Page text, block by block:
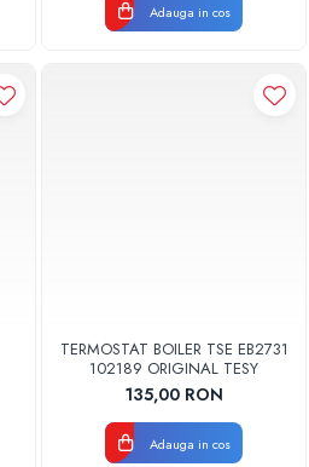
Adauga in cos
TERMOSTAT BOILER TSE EB2731
102189 ORIGINAL TESY
135,00 RON
Adauga in cos